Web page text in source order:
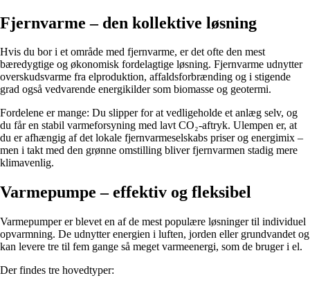
Fjernvarme – den kollektive løsning
Hvis du bor i et område med fjernvarme, er det ofte den mest
bæredygtige og økonomisk fordelagtige løsning. Fjernvarme udnytter
overskudsvarme fra elproduktion, affaldsforbrænding og i stigende
grad også vedvarende energikilder som biomasse og geotermi.
Fordelene er mange: Du slipper for at vedligeholde et anlæg selv, og
du får en stabil varmeforsyning med lavt CO₂-aftryk. Ulempen er, at
du er afhængig af det lokale fjernvarmeselskabs priser og energimix –
men i takt med den grønne omstilling bliver fjernvarmen stadig mere
klimavenlig.
Varmepumpe – effektiv og fleksibel
Varmepumper er blevet en af de mest populære løsninger til individuel
opvarmning. De udnytter energien i luften, jorden eller grundvandet og
kan levere tre til fem gange så meget varmeenergi, som de bruger i el.
Der findes tre hovedtyper: